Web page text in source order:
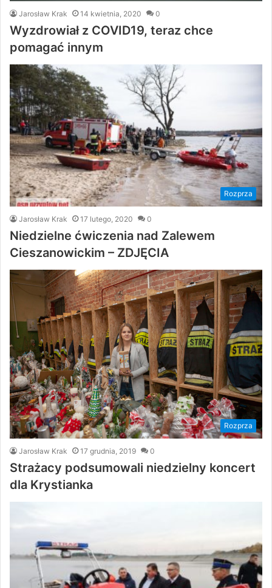
Jarosław Krak 14 kwietnia, 2020 0
Wyzdrowiał z COVID19, teraz chce
pomagać innym
Rozprza
Jarosław Krak 17 lutego, 2020 0
Niedzielne ćwiczenia nad Zalewem
Cieszanowickim – ZDJĘCIA
Rozprza
Jarosław Krak 17 grudnia, 2019 0
Strażacy podsumowali niedzielny koncert
dla Krystianka